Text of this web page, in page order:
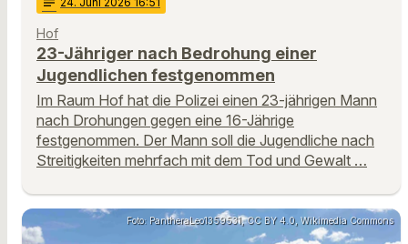
Hof
23-Jähriger nach Bedrohung einer
Jugendlichen festgenommen
Im Raum Hof hat die Polizei einen 23-jährigen Mann
nach Drohungen gegen eine 16-Jährige
festgenommen. Der Mann soll die Jugendliche nach
Streitigkeiten mehrfach mit dem Tod und Gewalt …
Foto: PantheraLeo1359531, CC BY 4.0, Wikimedia Commons